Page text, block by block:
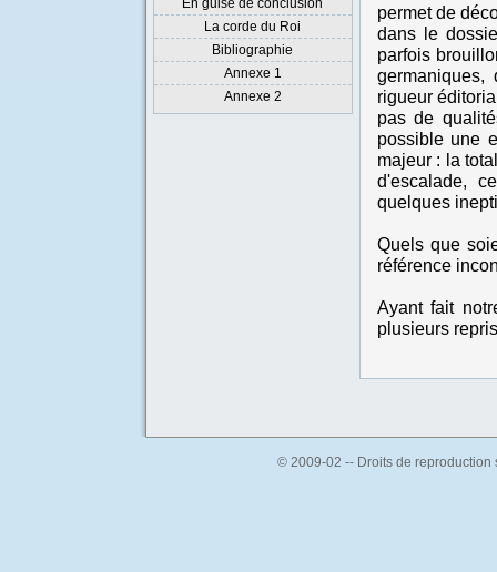
En guise de conclusion
La corde du Roi
Bibliographie
Annexe 1
Annexe 2
permet de
dans le
parfois
germaniques,
rigueur
pas de
possible une
majeur : la
d'escalade,
quelques
Quels que
référence
Ayant fait
plusieurs
© 2009-02 -- Droits de reproduction